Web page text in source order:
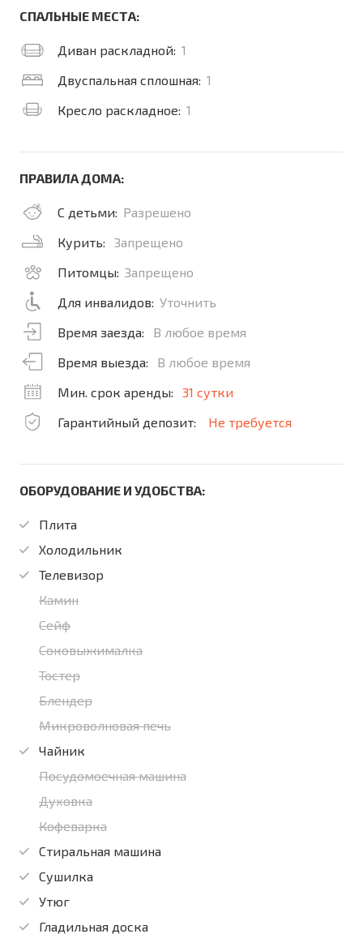
СПАЛЬНЫЕ МЕСТА:
Диван раскладной: 1
Двуспальная сплошная: 1
Кресло раскладное: 1
ПРАВИЛА ДОМА:
С детьми: Разрешено
Курить:
Запрещено
Питомцы: Запрещено
Для инвалидов: Уточнить
Время заезда:
В любое время
Время выезда:
В любое время
Мин. срок аренды:
31 сутки
Гарантийный депозит:
Не требуется
ОБОРУДОВАНИЕ И УДОБСТВА:
Плита
Холодильник
Телевизор
Камин
Сейф
Соковыжималка
Тостер
Блендер
Микроволновая печь
Чайник
Посудомоечная машина
Духовка
Кофеварка
Стиральная машина
Сушилка
Утюг
Гладильная доска